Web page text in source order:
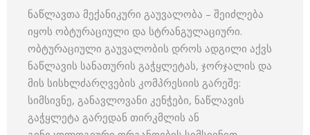
ნაწლავთა მექანიკური გაუვალობა – შეიძლება
იყოს ობტურაციული და სტრანგულაციური.
ობტურაციული გაუვალობის დროს ადგილი აქვს
ნაწლავის სანათურის გაჭყლეტას, ჯორჯალის და
მის სისხლძარღვების კომპრესიის გარეშე:
სიმსივნე, განავლოვანი კენჭები, ნაწლავის
გაჭყლეტა გარედან თირკმლის ან